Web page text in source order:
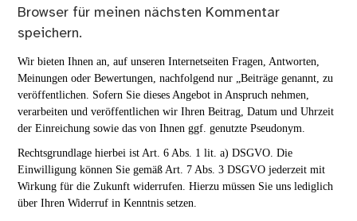
Browser für meinen nächsten Kommentar
speichern.
Wir bieten Ihnen an, auf unseren Internetseiten Fragen, Antworten,
Meinungen oder Bewertungen, nachfolgend nur „Beiträge genannt, zu
veröffentlichen. Sofern Sie dieses Angebot in Anspruch nehmen,
verarbeiten und veröffentlichen wir Ihren Beitrag, Datum und Uhrzeit
der Einreichung sowie das von Ihnen ggf. genutzte Pseudonym.
Rechtsgrundlage hierbei ist Art. 6 Abs. 1 lit. a) DSGVO. Die
Einwilligung können Sie gemäß Art. 7 Abs. 3 DSGVO jederzeit mit
Wirkung für die Zukunft widerrufen. Hierzu müssen Sie uns lediglich
über Ihren Widerruf in Kenntnis setzen.